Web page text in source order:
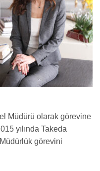
Müdürü olarak görevine
yılında Takeda
görevini